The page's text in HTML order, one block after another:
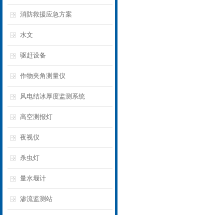
消防救援应急方案
水文
驱赶设备
作物夹角测量仪
风电结冰厚度监测系统
高空测报灯
夜视仪
杀虫灯
量水堰计
渗流监测站